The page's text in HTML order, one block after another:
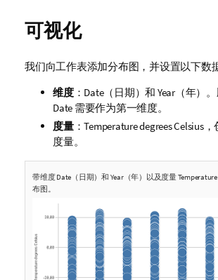
可视化
我们向工作表添加分布图，并设置以下数
维度： Date（日期）和 Year（年）。
Date 需要作为第一维度。
度量：Temperature degrees Celsius，
度量。
带维度Date （日期）和 Year（年）以及度量
布图。